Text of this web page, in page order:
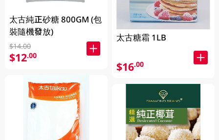
太古純正砂糖 800GM (包
裝隨機發放)
$14.00
$12.00
太古糖霜 1LB
$16.00